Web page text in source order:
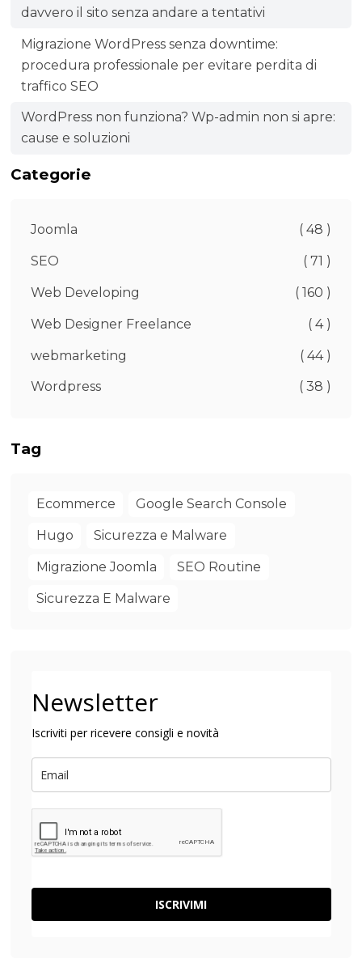
davvero il sito senza andare a tentativi
Migrazione WordPress senza downtime:
procedura professionale per evitare perdita di
traffico SEO
WordPress non funziona? Wp-admin non si apre:
cause e soluzioni
Categorie
Joomla ( 48 )
SEO ( 71 )
Web Developing ( 160 )
Web Designer Freelance ( 4 )
webmarketing ( 44 )
Wordpress ( 38 )
Tag
Ecommerce Google Search Console
Hugo Sicurezza e Malware
Migrazione Joomla SEO Routine
Sicurezza E Malware
Newsletter
Iscriviti per ricevere consigli e novità
ISCRIVIMI